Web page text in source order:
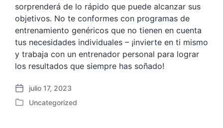
sorprenderá de lo rápido que puede alcanzar sus
objetivos. No te conformes con programas de
entrenamiento genéricos que no tienen en cuenta
tus necesidades individuales – ¡invierte en ti mismo
y trabaja con un entrenador personal para lograr
los resultados que siempre has soñado!
F
e
julio 17, 2023
P
Uncategorized